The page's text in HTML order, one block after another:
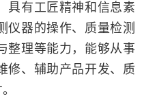
具有工匠精神和信息素
仪器的操作、质量检测
整理等能力，能够从事
修、辅助产品开发、质